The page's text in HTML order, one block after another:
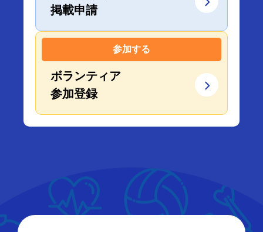
掲載申請
参加する
ボランティア
参加登録